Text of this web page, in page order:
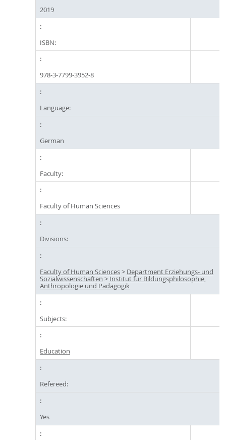
2019
ISBN:
978-3-7799-3952-8
Language:
German
Faculty:
Faculty of Human Sciences
Divisions:
Faculty of Human Sciences> Department Erziehungs- und
Sozialwissenschaften > Institut für Bildungsphilosophie,
Anthropologie und Pädagogik
Subjects:
Education
Refereed:
Yes